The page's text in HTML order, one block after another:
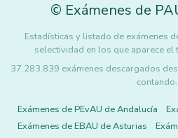
© Exámenes de
Estadísticas y listado de exámenes
selectividad en los que aparece el
37.283.839 exámenes descargados
contando.
Exámenes de PEvAU de Andalucía
Exámenes de EBAU de Asturias